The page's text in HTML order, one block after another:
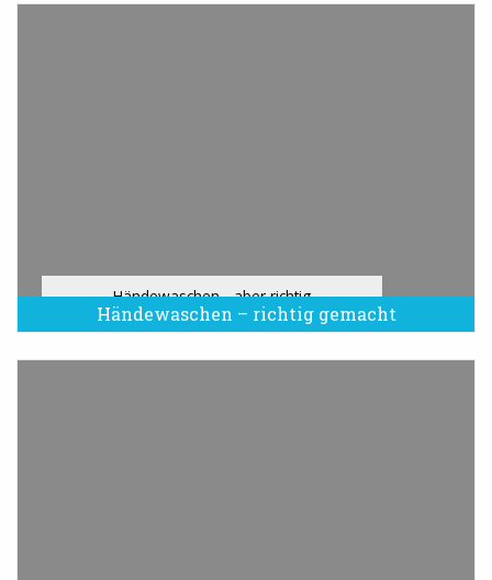
Händewaschen – richtig gemacht
Händewaschen - aber richtig